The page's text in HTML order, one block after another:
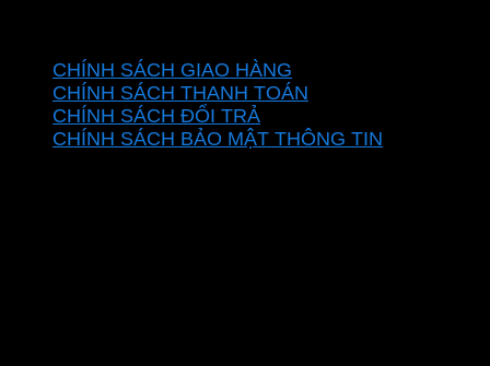
CHÍNH SÁCH GIAO HÀNG
CHÍNH SÁCH THANH TOÁN
CHÍNH SÁCH ĐỔI TRẢ
CHÍNH SÁCH BẢO MẬT THÔNG TIN